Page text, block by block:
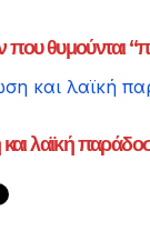
που θυμούνται
λαϊκή